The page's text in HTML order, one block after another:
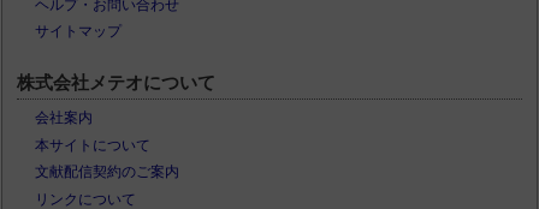
ヘルプ・お問い合わせ
サイトマップ
株式会社メテオについて
会社案内
本サイトについて
文献配信契約のご案内
リンクについて